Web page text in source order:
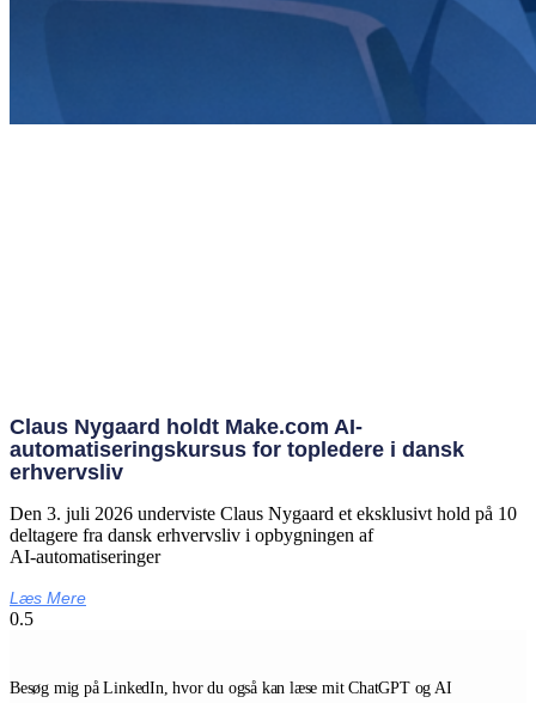
Claus Nygaard holdt Make.com AI-
automatiseringskursus for topledere i dansk
erhvervsliv
Den 3. juli 2026 underviste Claus Nygaard et eksklusivt hold på 10
deltagere fra dansk erhvervsliv i opbygningen af
AI‑automatiseringer
Læs Mere
Besøg mig på LinkedIn, hvor du også kan læse mit ChatGPT og AI